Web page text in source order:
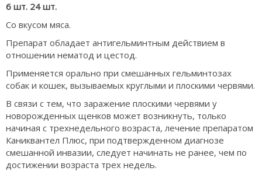
6 шт. 24 шт.
Со вкусом мяса.
Препарат обладает антигельминтным действием в
отношении нематод и цестод.
Применяется орально при смешанных гельминтозах
собак и кошек, вызываемых круглыми и плоскими червями.
В связи с тем, что заражение плоскими червями у
новорожденных щенков может возникнуть, только
начиная с трехнедельного возраста, лечение препаратом
Каниквантел Плюс, при подтвержденном диагнозе
смешанной инвазии, следует начинать не ранее, чем по
достижении возраста трех недель.